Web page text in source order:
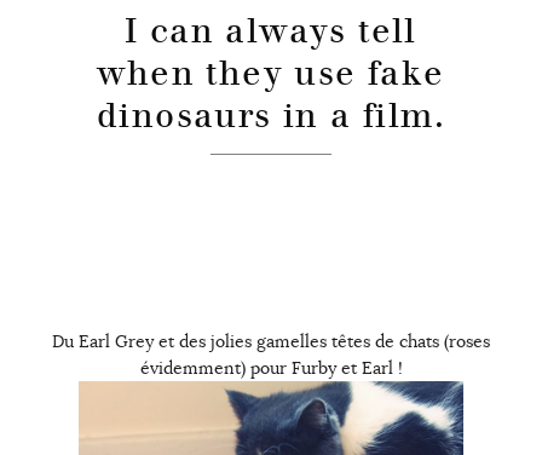
I can always tell
when they use fake
dinosaurs in a film.
Du Earl Grey et des jolies gamelles têtes de chats (roses
évidemment) pour Furby et Earl !